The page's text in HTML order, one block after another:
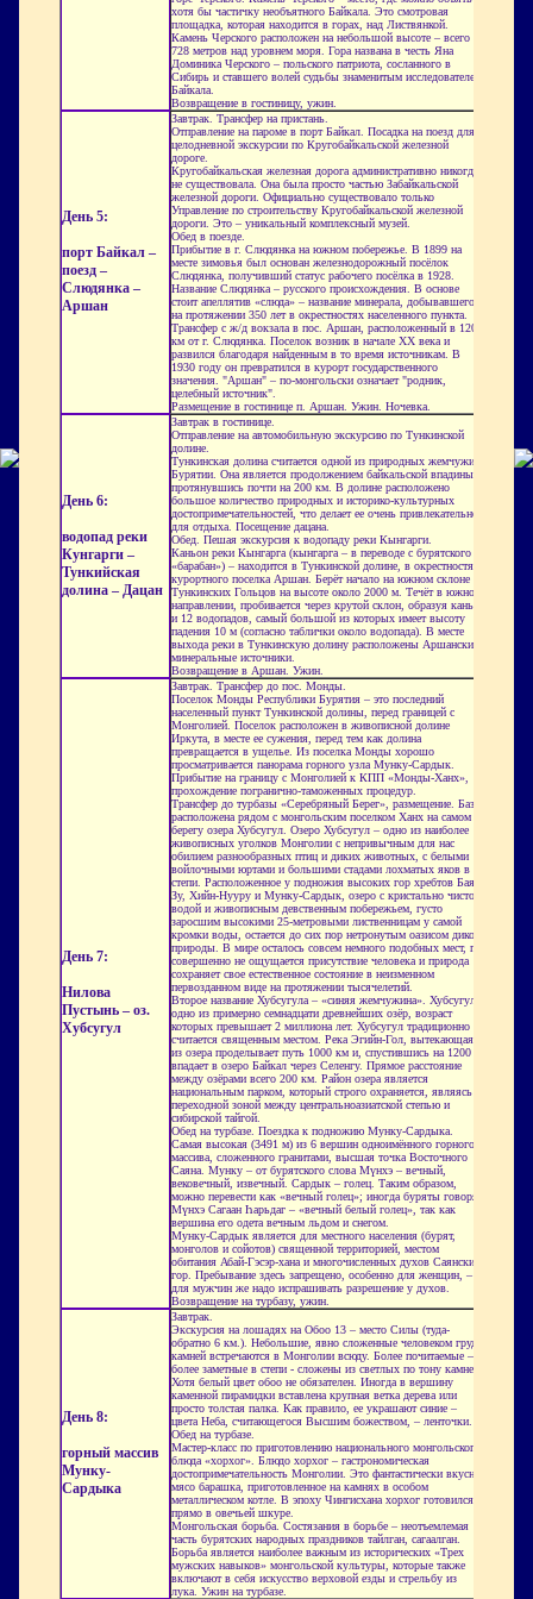
хотя бы частичку необъятного Байкала. Это смотровая
площадка, которая находится в горах, над Листвянкой.
Камень Черского расположен на небольшой высоте – всего
728 метров над уровнем моря. Гора названа в честь Яна
Доминика Черского – польского патриота, сосланного в
Сибирь и ставшего волей судьбы знаменитым исследователем
Байкала.
Возвращение в гостиницу, ужин.
День 5:
порт Байкал –
поезд –
Слюдянка –
Аршан
Завтрак. Трансфер на пристань.
Отправление на пароме в порт Байкал. Посадка на поезд для
целодневной экскурсии по Кругобайкальской железной
дороге.
Кругобайкальская железная дорога административно никогда
не существовала. Она была просто частью Забайкальской
железной дороги. Официально существовало только
Управление по строительству Кругобайкальской железной
дороги. Это – уникальный комплексный музей.
Обед в поезде.
Прибытие в г. Слюдянка на южном побережье. В 1899 на
месте зимовья был основан железнодорожный посёлок
Слюдянка, получивший статус рабочего посёлка в 1928.
Название Слюдянка – русского происхождения. В основе
стоит апеллятив «слюда» – название минерала, добывавшегося
на протяжении 350 лет в окрестностях населенного пункта.
Трансфер с ж/д вокзала в пос. Аршан, расположенный в 120
км от г. Слюдянка. Поселок возник в начале XX века и
развился благодаря найденным в то время источникам. В
1930 году он превратился в курорт государственного
значения. "Аршан" – по-монгольски означает "родник,
целебный источник".
Размещение в гостинице п. Аршан. Ужин. Ночевка.
День 6:
водопад реки
Кунгарги –
Тункийская
долина – Дацан
Завтрак в гостинице.
Отправление на автомобильную экскурсию по Тункинской
долине.
Тункинская долина считается одной из природных жемчужин
Бурятии. Она является продолжением байкальской впадины,
протянувшись почти на 200 км. В долине расположено
большое количество природных и историко-культурных
достопримечательностей, что делает ее очень привлекательной
для отдыха. Посещение дацана.
Обед. Пешая экскурсия к водопаду реки Кынгарги.
Каньон реки Кынгарга (кынгарга – в переводе с бурятского
«барабан») – находится в Тункинской долине, в окрестностях
курортного поселка Аршан. Берёт начало на южном склоне
Тункинских Гольцов на высоте около 2000 м. Течёт в южном
направлении, пробивается через крутой склон, образуя каньон
и 12 водопадов, самый большой из которых имеет высоту
падения 10 м (согласно таблички около водопада). В месте
выхода реки в Тункинскую долину расположены Аршанские
минеральные источники.
Возвращение в Аршан. Ужин.
День 7:
Нилова
Пустынь – оз.
Хубсугул
Завтрак. Трансфер до пос. Монды.
Поселок Монды Республики Бурятия – это последний
населенный пункт Тункинской долины, перед границей с
Монголией. Поселок расположен в живописной долине
Иркута, в месте ее сужения, перед тем как долина
превращается в ущелье. Из поселка Монды хорошо
просматривается панорама горного узла Мунку-Сардык.
Прибытие на границу с Монголией к КПП «Монды-Ханх»,
прохождение погранично-таможенных процедур.
Трансфер до турбазы «Серебряный Берег», размещение. База
расположена рядом с монгольским поселком Ханх на самом
берегу озера Хубсугул. Озеро Хубсугул – одно из наиболее
живописных уголков Монголии с непривычным для нас
обилием разнообразных птиц и диких животных, с белыми
войлочными юртами и большими стадами лохматых яков в
степи. Расположенное у подножия высоких гор хребтов Баян-
Зу, Хийн-Нууру и Мунку-Сардык, озеро с кристально чистой
водой и живописным девственным побережьем, густо
заросшим высокими 25-метровыми лиственницам у самой
кромки воды, остается до сих пор нетронутым оазисом дикой
природы. В мире осталось совсем немного подобных мест, где
совершенно не ощущается присутствие человека и природа
сохраняет свое естественное состояние в неизменном
первозданном виде на протяжении тысячелетий.
Второе название Хубсугула – «синяя жемчужина». Хубсугул –
одно из примерно семнадцати древнейших озёр, возраст
которых превышает 2 миллиона лет. Хубсугул традиционно
считается священным местом. Река Эгийн-Гол, вытекающая
из озера проделывает путь 1000 км и, спустившись на 1200 м,
впадает в озеро Байкал через Селенгу. Прямое расстояние
между озёрами всего 200 км. Район озера является
национальным парком, который строго охраняется, являясь
переходной зоной между центральноазиатской степью и
сибирской тайгой.
Обед на турбазе. Поездка к подножию Мунку-Сардыка.
Самая высокая (3491 м) из 6 вершин одноимённого горного
массива, сложенного гранитами, высшая точка Восточного
Саяна. Мунку – от бурятского слова Мүнхэ – вечный,
вековечный, извечный. Сардык – голец. Таким образом,
можно перевести как «вечный голец»; иногда буряты говорят
Мүнхэ Сагаан Һарьдаг – «вечный белый голец», так как
вершина его одета вечным льдом и снегом.
Мунку-Сардык является для местного населения (бурят,
монголов и сойотов) священной территорией, местом
обитания Абай-Гэсэр-хана и многочисленных духов Саянских
гор. Пребывание здесь запрещено, особенно для женщин, –
для мужчин же надо испрашивать разрешение у духов.
Возвращение на турбазу, ужин.
День 8:
горный массив
Мунку-
Сардыка
Завтрак.
Экскурсия на лошадях на Обоо 13 – место Силы (туда-
обратно 6 км.). Небольшие, явно сложенные человеком груды
камней встречаются в Монголии всюду. Более почитаемые – и
более заметные в степи - сложены из светлых по тону камней.
Хотя белый цвет обоо не обязателен. Иногда в вершину
каменной пирамидки вставлена крупная ветка дерева или
просто толстая палка. Как правило, ее украшают синие –
цвета Неба, считающегося Высшим божеством, – ленточки.
Обед на турбазе.
Мастер-класс по приготовлению национального монгольского
блюда «хорхог». Блюдо хорхог – гастрономическая
достопримечательность Монголии. Это фантастически вкусное
мясо барашка, приготовленное на камнях в особом
металлическом котле. В эпоху Чингисхана хорхог готовился
прямо в овечьей шкуре.
Монгольская борьба. Состязания в борьбе – неотъемлемая
часть бурятских народных праздников тайлган, сагаалган.
Борьба является наиболее важным из исторических «Трех
мужских навыков» монгольской культуры, которые также
включают в себя искусство верховой езды и стрельбу из
лука. Ужин на турбазе.